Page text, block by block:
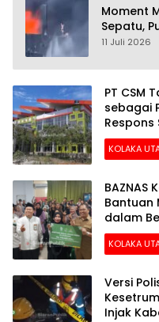
Moment
Sepatu,
28 Orang
11 Juli 2026
PT CSM
sebagai
Respons
KOLAKA
BAZNAS
Bantuan
dalam
Juta
KOLAKA
Versi
Injak